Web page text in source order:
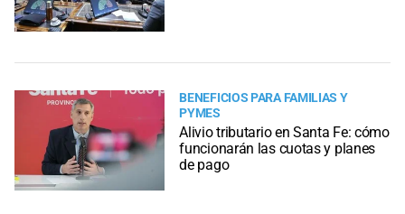
BENEFICIOS PARA FAMILIAS Y
PYMES
Alivio tributario en Santa Fe: cómo
funcionarán las cuotas y planes
de pago